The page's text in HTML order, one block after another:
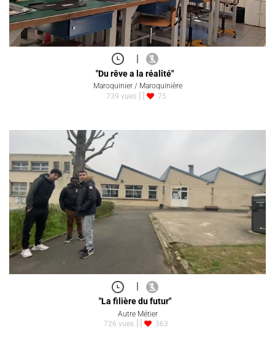
|
"Du rêve a la réalité"
Maroquinier / Maroquinière
739 vues
75
|
"La filière du futur"
Autre Métier
726 vues
363